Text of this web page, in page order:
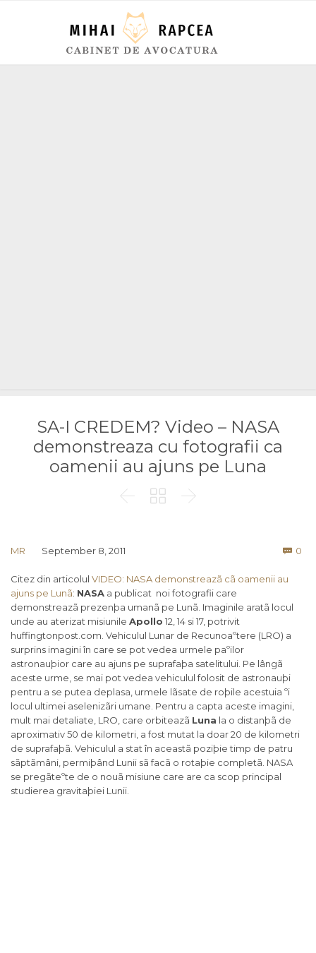
SA-I CREDEM? Video – NASA
demonstreaza cu fotografii ca
oamenii au ajuns pe Luna
  
MR September 8, 2011  0
Citez din articolul VIDEO: NASA demonstreazã cã oamenii au
ajuns pe Lunã: NASA a publicat noi fotografii care
demonstreazã prezenþa umanã pe Lunã. Imaginile aratã locul
unde au aterizat misiunile Apollo 12, 14 si 17, potrivit
huffingtonpost.com. Vehiculul Lunar de Recunoaºtere (LRO) a
surprins imagini în care se pot vedea urmele paºilor
astronauþior care au ajuns pe suprafaþa satelitului. Pe lângã
aceste urme, se mai pot vedea vehiculul folosit de astronauþi
pentru a se putea deplasa, urmele lãsate de roþile acestuia ºi
locul ultimei aselenizãri umane. Pentru a capta aceste imagini,
mult mai detaliate, LRO, care orbiteazã Luna la o distanþã de
aproximativ 50 de kilometri, a fost mutat la doar 20 de kilometri
de suprafaþã. Vehiculul a stat în aceastã poziþie timp de patru
sãptãmâni, permiþând Lunii sã facã o rotaþie completã. NASA
se pregãteºte de o nouã misiune care are ca scop principal
studierea gravitaþiei Lunii.